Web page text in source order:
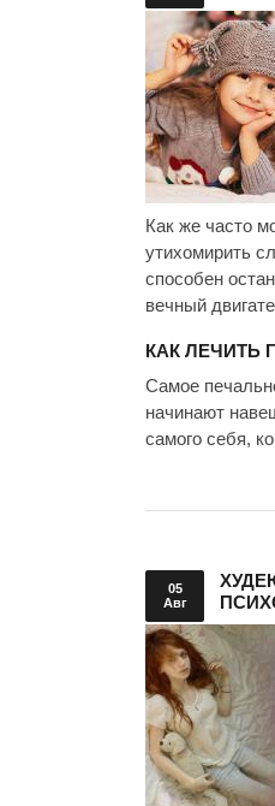
Как же часто
утихомирить
способен
вечный
КАК ЛЕЧИТЬ
Самое
начинают
самого себя,
05
Авг